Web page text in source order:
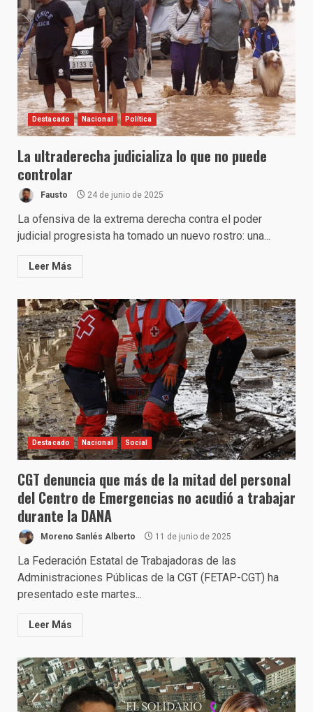
Destacado Nacional Política
La ultraderecha judicializa lo que no puede
controlar
Fausto 24 de junio de 2025
La ofensiva de la extrema derecha contra el poder
judicial progresista ha tomado un nuevo rostro: una...
Leer Más
Destacado Nacional Social
CGT denuncia que más de la mitad del personal
del Centro de Emergencias no acudió a trabajar
durante la DANA
Moreno Sanlés Alberto 11 de junio de 2025
La Federación Estatal de Trabajadoras de las
Administraciones Públicas de la CGT (FETAP-CGT) ha
presentado este martes...
Leer Más